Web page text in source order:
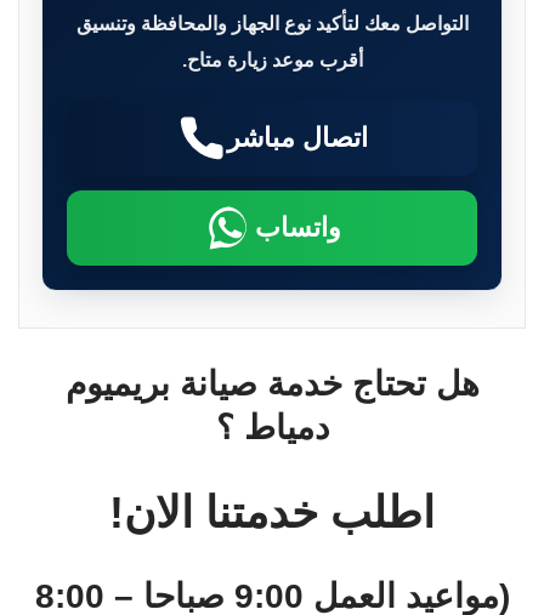
التواصل معك لتأكيد نوع الجهاز والمحافظة وتنسيق
أقرب موعد زيارة متاح.
اتصال مباشر
واتساب
هل تحتاج خدمة صيانة بريميوم
دمياط ؟
اطلب خدمتنا الان!
(مواعيد العمل 9:00 صباحا – 8:00